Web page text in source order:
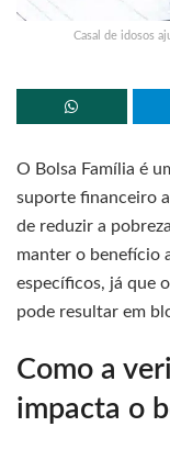
Casal de idosos
O Bolsa Família é
suporte financeiro
de reduzir a
manter o benefício
específicos, já que
pode resultar em
Como a
impacta o